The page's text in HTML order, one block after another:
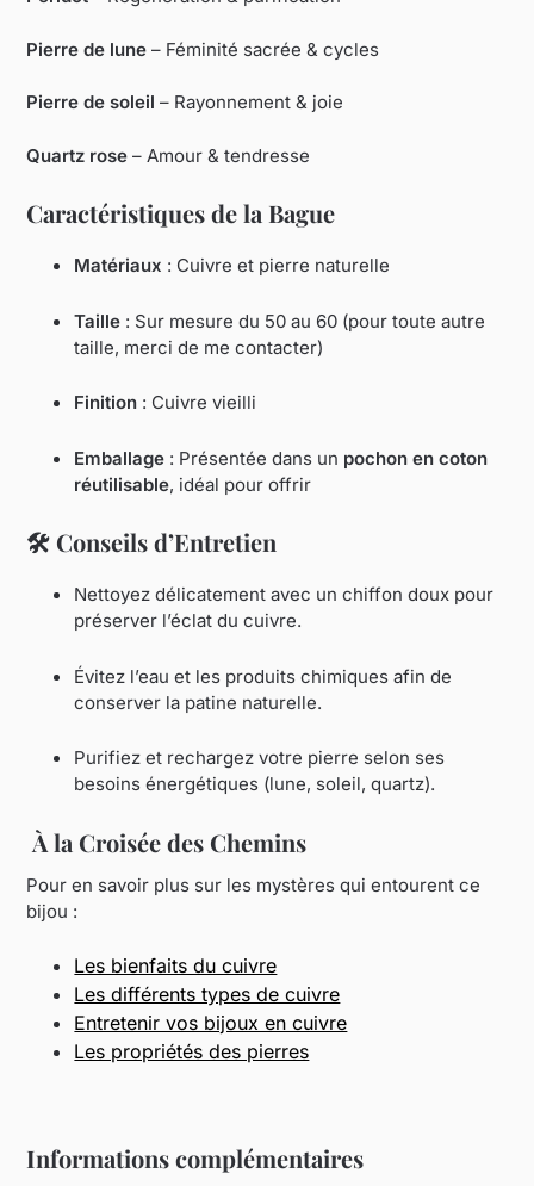
Pierre de lune – Féminité sacrée & cycles
Pierre de soleil – Rayonnement & joie
Quartz rose – Amour & tendresse
Caractéristiques de la Bague
Matériaux : Cuivre et pierre naturelle
Taille : Sur mesure du 50 au 60 (pour toute autre
taille, merci de me contacter)
Finition : Cuivre vieilli
Emballage : Présentée dans un pochon en coton
réutilisable, idéal pour offrir
🛠️ Conseils d’Entretien
Nettoyez délicatement avec un chiffon doux pour
préserver l’éclat du cuivre.
Évitez l’eau et les produits chimiques afin de
conserver la patine naturelle.
Purifiez et rechargez votre pierre selon ses
besoins énergétiques (lune, soleil, quartz).
À la Croisée des Chemins
Pour en savoir plus sur les mystères qui entourent ce
bijou :
Les bienfaits du cuivre
Les différents types de cuivre
Entretenir vos bijoux en cuivre
Les propriétés des pierres
Informations complémentaires